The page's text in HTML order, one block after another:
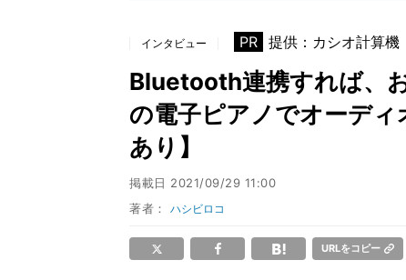
インタビュー PR 提供：カシオ計算機
Bluetooth連携すれば、
の電子ピアノでオーデ
あり】
掲載日 2021/09/29 11:00
著者：ハシビロコ
URLをコピー